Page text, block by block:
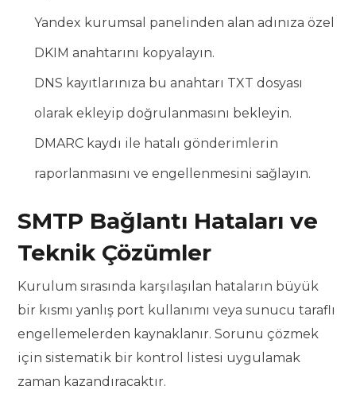
Yandex kurumsal panelinden alan adınıza özel
DKIM anahtarını kopyalayın.
DNS kayıtlarınıza bu anahtarı TXT dosyası
olarak ekleyip doğrulanmasını bekleyin.
DMARC kaydı ile hatalı gönderimlerin
raporlanmasını ve engellenmesini sağlayın.
SMTP Bağlantı Hataları ve
Teknik Çözümler
Kurulum sırasında karşılaşılan hataların büyük
bir kısmı yanlış port kullanımı veya sunucu taraflı
engellemelerden kaynaklanır. Sorunu çözmek
için sistematik bir kontrol listesi uygulamak
zaman kazandıracaktır.